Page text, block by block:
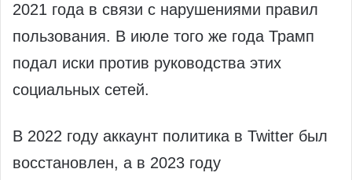
2021 года в связи с нарушениями правил
пользования. В июле того же года Трамп
подал иски против руководства этих
социальных сетей.
В 2022 году аккаунт политика в Twitter был
восстановлен, а в 2023 году